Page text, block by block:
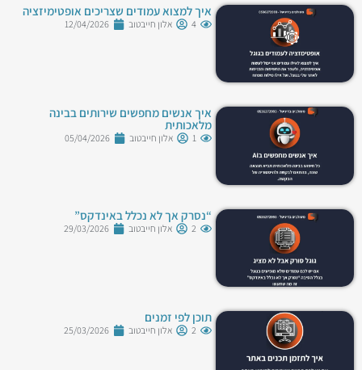
איך למצוא עמודים שצריכים אופטימיזציה
4 אלון חייבטוב 12/04/2026
איך אנשים מחפשים שירותים בבינה
מלאכותית
1 אלון חייבטוב 05/04/2026
“נסרק אך לא נכלל באינדקס”
2 אלון חייבטוב 29/03/2026
תוכן לפי זמנים
2 אלון חייבטוב 25/03/2026